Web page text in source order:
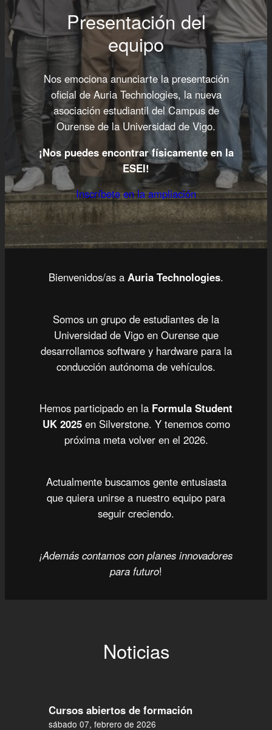
Presentación del
equipo
Nos emociona anunciarte la presentación
oficial de Auria Technologies, la nueva
asociación estudiantil del Campus de
Ourense de la Universidad de Vigo.
¡Nos puedes encontrar físicamente en la
ESEI!
Inscríbete en la ampliación
Bienvenidos/as a Auria Technologies.
Somos un grupo de estudiantes de la
Universidad de Vigo en Ourense que
desarrollamos software y hardware para la
conducción autónoma de vehículos.
Hemos participado en la Formula Student
UK 2025en Silverstone. Y tenemos como
próxima meta volver en el 2026.
Actualmente buscamos gente entusiasta
que quiera unirse a nuestro equipo para
seguir creciendo.
¡Además contamos con planes innovadores
para futuro!
Noticias
Cursos abiertos de formación
sábado 07, febrero de 2026